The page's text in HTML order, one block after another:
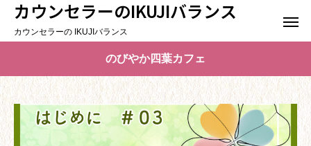
カウンセラーのIKUJIバランス
カウンセラーの IKUJIバランス
のびやか四葉カフェ